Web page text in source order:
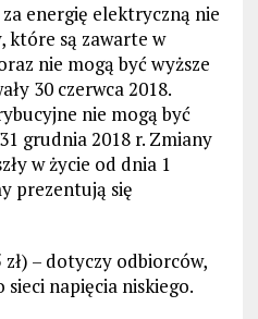
energię elektryczną nie
które są zawarte w
nie mogą być wyższe
30 czerwca 2018.
nie mogą być
grudnia 2018 r. Zmiany
w życie od dnia 1
prezentują się
zł) – dotyczy odbiorców,
napięcia niskiego.